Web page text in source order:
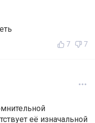
7 7
её изначальной